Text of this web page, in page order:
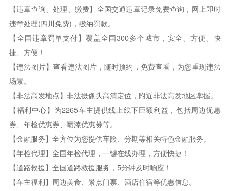
【违章查询、处理、缴费】全国交通违章记录免费查询，网上即时
违章处理(四川免费)，缴纳罚款。
【全国违章罚单支付】覆盖全国300多个城市，安全、方便、快
捷、方便！
【违法图片】查看违法图片，随时预约，免费查看，为您重现违法
场景。
【非法高发地点】非法摄像头高清定位，附近非法高发地区掌握。
【福利中心】为2265车主提供线上线下巨额利益，包括周边优惠
券、年检优惠券、喷漆优惠券等。
【金融服务】全方位为您提供车险、分期等相关特色金融服务。
【年检代理】全国年检代理，一键在线办理，方便快捷！
【道路救援】全国道路救援服务，5分钟及时响应！
【车主福利】周边美食、景点门票、酒店住宿等优惠信息。